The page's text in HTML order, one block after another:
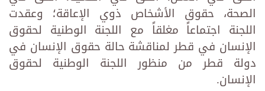
الصحة، حقوق الأشخاص ذوي الإعاقة؛ وعقدت
اللجنة اجتماعاً مغلقاً مع اللجنة الوطنية لحقوق
الإنسان في قطر لمناقشة حالة حقوق الإنسان في
دولة قطر من منظور اللجنة الوطنية لحقوق
الإنسان.